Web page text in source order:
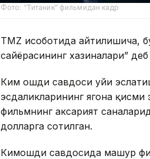
Фото: “Титаник” фильмидан кадр
TMZ ҳисоботида айтилишича,
сайёрасининг хазиналари”
Ким ошди савдоси уйи
эсдаликларининг ягона
фильмнинг аксарият
долларга сотилган.
Кимошди савдосида машҳур